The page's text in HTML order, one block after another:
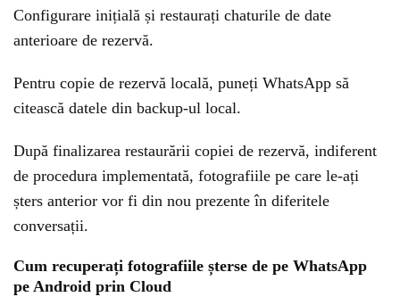
Configurare inițială și restaurați chaturile de date
anterioare de rezervă.
Pentru copie de rezervă locală, puneți WhatsApp să
citească datele din backup-ul local.
După finalizarea restaurării copiei de rezervă, indiferent
de procedura implementată, fotografiile pe care le-ați
șters anterior vor fi din nou prezente în diferitele
conversații.
Cum recuperați fotografiile șterse de pe WhatsApp
pe Android prin Cloud